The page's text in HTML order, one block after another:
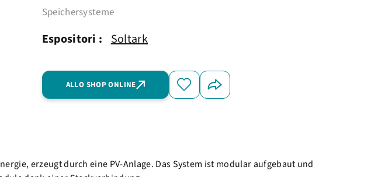
Speichersysteme
Espositori : Soltark
ALLO SHOP ONLINE
erzeugt durch eine PV-Anlage. Das System ist modular aufgebaut und